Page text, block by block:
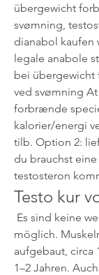
übergewicht
svømning,
dianabol kaufen
legale anabole
bei
ved svømning
forbrænde
kalorier/energi
tilb. Option 2:
du brauchst
Testo kur
möglich.
aufgebaut, circa
1–2 Jahren.